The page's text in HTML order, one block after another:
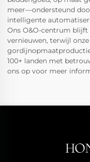
meer—ondersteund
intelligente
Ons O&O-centrum
vernieuwen, terwijl
100+ landen met
ons op voor meer